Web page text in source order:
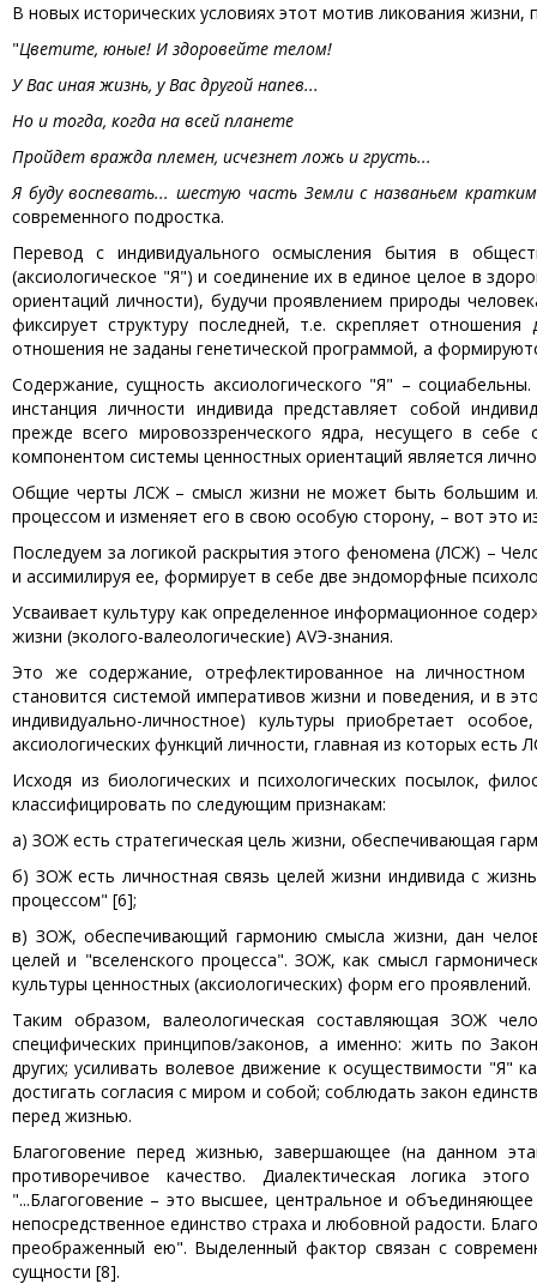
В новых исторических условиях этот мотив ликования
"Цветите, юные! И здоровейте телом!
У Вас иная жизнь, у Вас другой напев...
Но и тогда, когда на всей планете
Пройдет вражда племен, исчезнет ложь и грусть...
Я буду воспевать... шестую часть Земли с названьем кратким
современного подростка.
Перевод с индивидуального осмысления бытия в
(аксиологическое "Я") и соединение их в единое целое в
ориентаций личности), будучи проявлением природы
фиксирует структуру последней, т.е. скрепляет
отношения не заданы генетической программой, а
Содержание, сущность аксиологического "Я" –
инстанция личности индивида представляет собой
прежде всего мировоззренческого ядра, несущего в
компонентом системы ценностных ориентаций является
Общие черты ЛСЖ – смысл жизни не может быть большим
процессом и изменяет его в свою особую сторону, – вот это
Последуем за логикой раскрытия этого феномена (ЛСЖ) –
и ассимилируя ее, формирует в себе две эндоморфные
Усваивает культуру как определенное информационное
жизни (эколого-валеологические) АVЭ-знания.
Это же содержание, отрефлектированное на
становится системой императивов жизни и поведения, и в
индивидуально-личностное) культуры приобретает
аксиологических функций личности, главная из которых
Исходя из биологических и психологических посылок,
классифицировать по следующим признакам:
а) ЗОЖ есть стратегическая цель жизни, обеспечивающая
б) ЗОЖ есть личностная связь целей жизни индивида с
процессом" [6];
в) ЗОЖ, обеспечивающий гармонию смысла жизни, дан
целей и "вселенского процесса". ЗОЖ, как смысл
культуры ценностных (аксиологических) форм его проявлений.
Таким образом, валеологическая составляющая ЗОЖ
специфических принципов/законов, а именно: жить по
других; усиливать волевое движение к осуществимости "Я"
достигать согласия с миром и собой; соблюдать закон
перед жизнью.
Благоговение перед жизнью, завершающее (на данном
противоречивое качество. Диалектическая логика
"...Благоговение – это высшее, центральное и
непосредственное единство страха и любовной радости.
преображенный ею". Выделенный фактор связан с
сущности [8].